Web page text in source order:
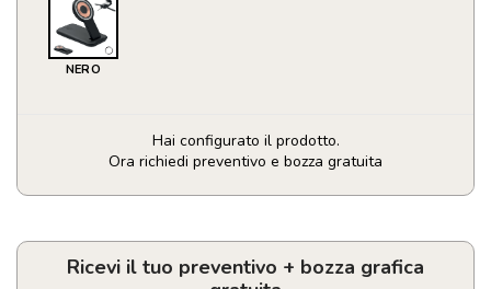
NERO
Hai configurato il prodotto.
Ora richiedi preventivo e bozza gratuita
Caricatore
Personalizzabile
Ricevi il tuo preventivo + bozza grafica